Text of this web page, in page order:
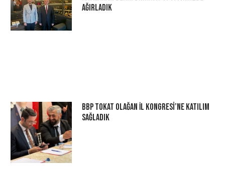
Ağırladık
BBP Tokat Olağan İl Kongresi’ne Katılım
Sağladık